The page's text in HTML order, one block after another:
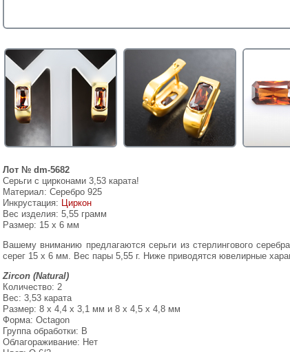
Лот № dm-5682
Серьги с цирконами 3,53 карата!
Материал: Серебро 925
Инкрустация: Циркон
Вес изделия: 5,55 грамм
Размер: 15 х 6 мм
Вашему вниманию предлагаются серьги из стерлингового серебра (925 проба) с цирконами! Изделие позолочено. Площадка
серег 15 х 6 мм. Вес пары 5,55 г. Ниже приводятся ювелирные
Zircon (Natural)
Количество: 2
Вес: 3,53 карата
Размер: 8 х 4,4 х 3,1 мм и 8 х 4,5 х 4,8 мм
Форма: Octagon
Группа обработки: В
Облагораживание: Нет